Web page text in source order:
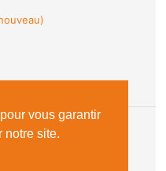
vous garantir
notre site.